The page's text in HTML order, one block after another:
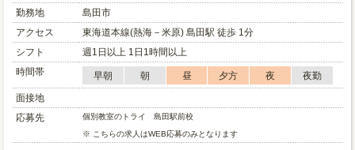
勤務地
島田市
アクセス
東海道本線(熱海－米原) 島田駅 徒歩 1分
シフト
週1日以上 1日1時間以上
時間帯
早朝 朝 昼 夕方 夜
夜勤
面接地
応募先
個別教室のトライ 島田駅前校
※ こちらの求人はWEB応募のみとなります